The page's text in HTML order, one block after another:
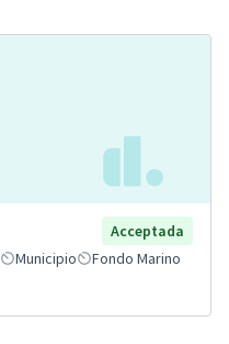
Acceptada
Municipio
Fondo Marino